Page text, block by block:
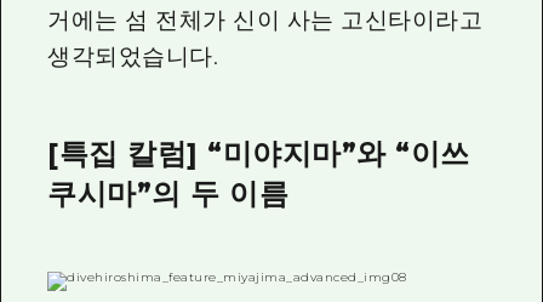
거에는 섬 전체가 신이 사는 고신타이라고
생각되었습니다.
[특집 칼럼] “미야지마”와 “이쓰
쿠시마”의 두 이름